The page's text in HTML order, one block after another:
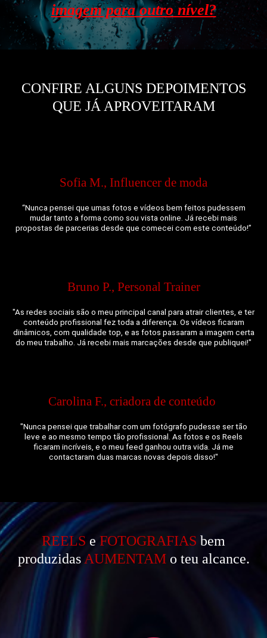
imagem para outro nível?
CONFIRE ALGUNS DEPOIMENTOS
QUE JÁ APROVEITARAM
Sofia M., Influencer de moda
“Nunca pensei que umas fotos e vídeos bem feitos pudessem
mudar tanto a forma como sou vista online. Já recebi mais
propostas de parcerias desde que comecei com este conteúdo!”
Bruno P., Personal Trainer
"As redes sociais são o meu principal canal para atrair clientes, e ter
conteúdo profissional fez toda a diferença. Os vídeos ficaram
dinâmicos, com qualidade top, e as fotos passaram a imagem certa
do meu trabalho. Já recebi mais marcações desde que publiquei!"
Carolina F., criadora de conteúdo
"Nunca pensei que trabalhar com um fotógrafo pudesse ser tão
leve e ao mesmo tempo tão profissional. As fotos e os Reels
ficaram incríveis, e o meu feed ganhou outra vida. Já me
contactaram duas marcas novas depois disso!"
REELS e FOTOGRAFIAS bem
produzidas AUMENTAMo teu alcance.